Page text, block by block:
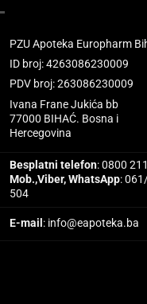
PZU Apoteka Europharm
ID broj: 4263086230009
PDV broj: 263086230009
Ivana Frane Jukića bb
77000 BIHAĆ. Bosna i
Hercegovina
Besplatni telefon: 0800
Mob.,Viber, WhatsApp:
504
E-mail : info@eapoteka.ba